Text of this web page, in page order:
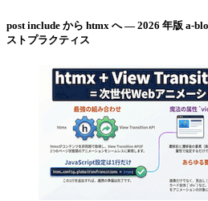
post include から htmx へ ― 2026 年版 a-
ストプラクティス